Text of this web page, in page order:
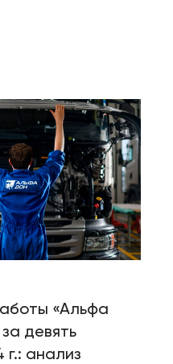
«Альфа
девять
г.: анализ